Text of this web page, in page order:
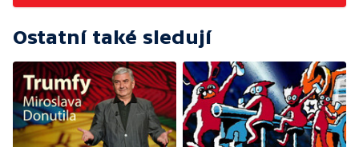
Ostatní také sledují